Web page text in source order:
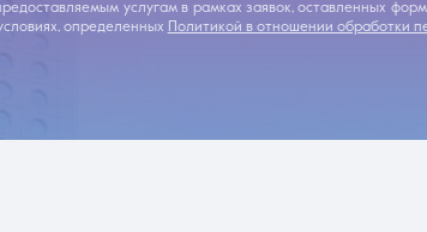
услугам в рамках заявок, оставленных
определенных Политикой в отношении обработки